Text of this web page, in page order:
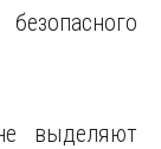
выделяют